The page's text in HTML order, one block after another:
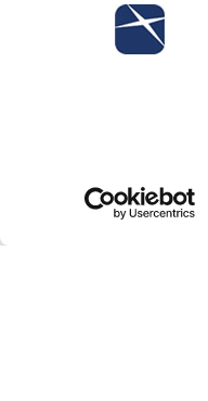
interval
on
the